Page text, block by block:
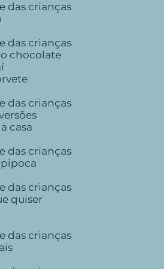
das crianças
das crianças
chocolate
das crianças
casa
das crianças
das crianças
quiser
das crianças